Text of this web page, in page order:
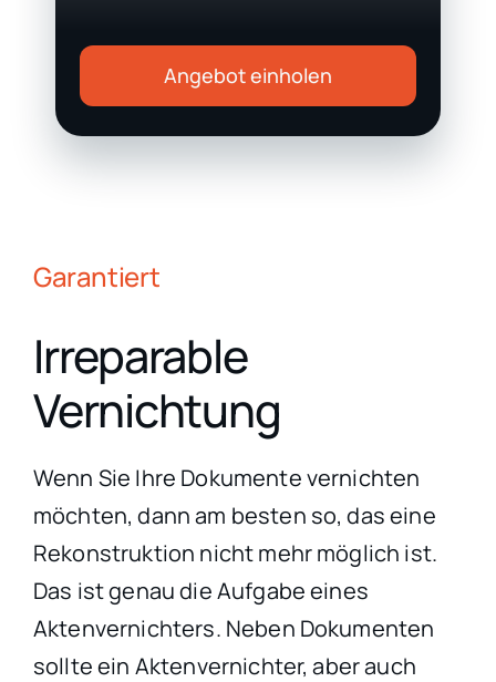
Angebot einholen
Garantiert
Irreparable
Vernichtung
Wenn Sie Ihre Dokumente vernichten
möchten, dann am besten so, das eine
Rekonstruktion nicht mehr möglich ist.
Das ist genau die Aufgabe eines
Aktenvernichters. Neben Dokumenten
sollte ein Aktenvernichter, aber auch